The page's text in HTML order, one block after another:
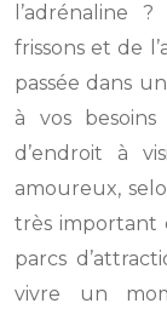
l’adrénaline
frissons et de
passée dans
à vos
d’endroit à
amoureux,
très important
parcs
vivre un